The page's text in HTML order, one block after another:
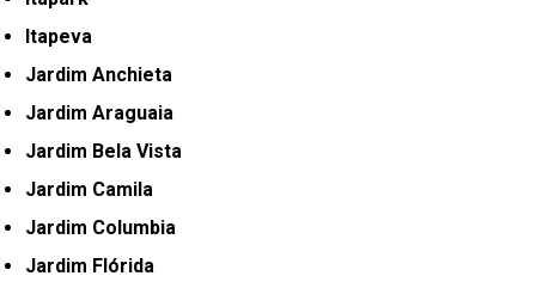
Itapeva
Jardim Anchieta
Jardim Araguaia
Jardim Bela Vista
Jardim Camila
Jardim Columbia
Jardim Flórida